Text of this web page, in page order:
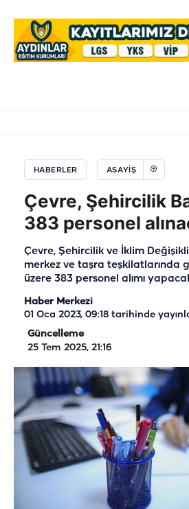
HABERLER ASAYIŞ
Çevre, Şehircilik
383 personel
Çevre, Şehircilik ve İklim
merkez ve taşra teşkilatlarında
üzere 383 personel alımı
Haber Merkezi
01 Oca 2023, 09:18 tarihinde
Güncelleme
25 Tem 2025, 21:16